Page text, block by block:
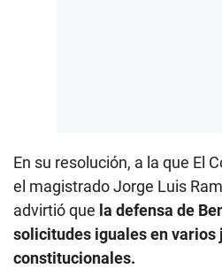
En su resolución, a la que El
el magistrado Jorge Luis
advirtió que la defensa de
solicitudes iguales en varios
constitucionales.